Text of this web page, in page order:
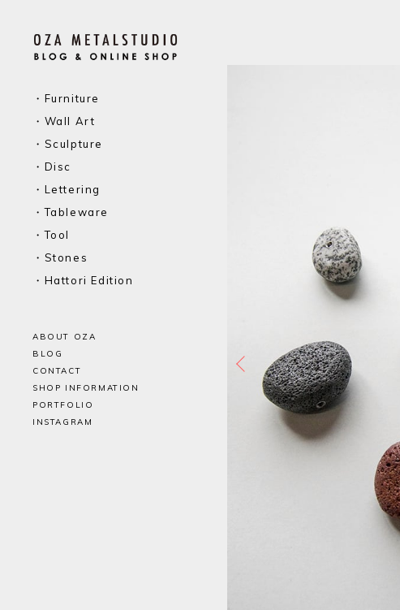
・Furniture
・Wall Art
・Sculpture
・Disc
・Lettering
・Tableware
・Tool
・Stones
・Hattori Edition
ABOUT OZA
BLOG
CONTACT
SHOP INFORMATION
PORTFOLIO
INSTAGRAM